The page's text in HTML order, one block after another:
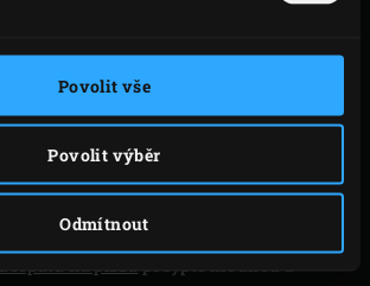
Povolit vše
Povolit výběr
Odmítnout
, rošt a pečící kámen
rozdělte těsto na poloviny a
na 2 bochánky. Podložku pro přípravu
moukou, položte bochánek těsta a
na těsto do tvaru pizzy.